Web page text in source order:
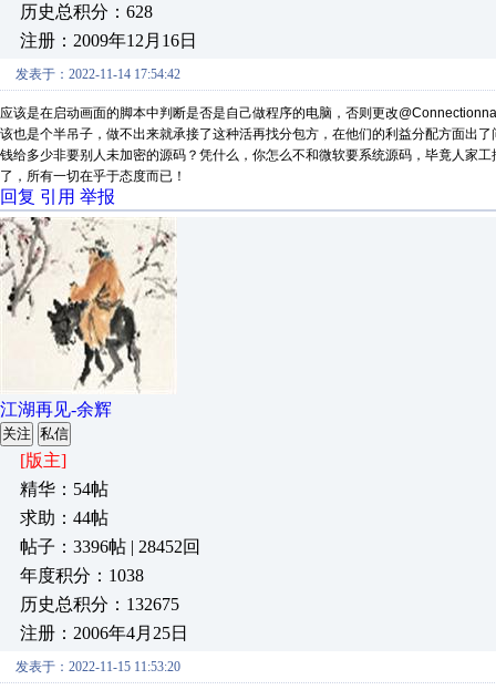
历史总积分：628
注册：2009年12月16日
发表于：2022-11-14 17:54:42
应该是在启动画面的脚本中判断是否是自己做程序的电脑，否则更改
该也是个半吊子，做不出来就承接了这种活再找分包方，在他们的利益分配方面出
钱给多少非要别人未加密的源码？凭什么，你怎么不和微软要系统源码，毕竟人家
了，所有一切在乎于态度而已！
回复 引用 举报
江湖再见-余辉
关注 私信
[版主]
精华：54帖
求助：44帖
帖子：3396帖 | 28452回
年度积分：1038
历史总积分：132675
注册：2006年4月25日
发表于：2022-11-15 11:53:20